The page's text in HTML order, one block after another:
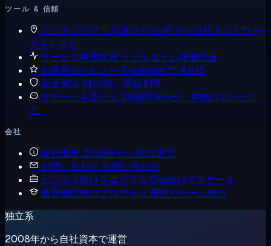
ツール & 信頼
ルッキンググラス あなたの IP から当社ネットワー
クをテスト
サービス稼働状況 リアルタイム稼働状況
お客様のレビュー Trustpilot で 4.6/5
返金保証 14日間、理由不問
サポートを受ける 24時間365日、本物のエンジニ
ア
会社
会社概要 2008年から独立運営
お問い合わせ お問い合わせ
ビジネス向けプログラム Cloudzyでスケール
教育機関向けプログラム 研究やチーム向け
独立系
2008年から自社資本で運営